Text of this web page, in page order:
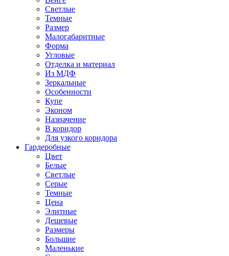
Светлые
Темные
Размер
Малогабаритные
Форма
Угловые
Отделка и материал
Из МДФ
Зеркальные
Особенности
Купе
Эконом
Назначение
В коридор
Для узкого коридора
Гардеробные
Цвет
Белые
Светлые
Серые
Темные
Цена
Элитные
Дешевые
Размеры
Большие
Маленькие